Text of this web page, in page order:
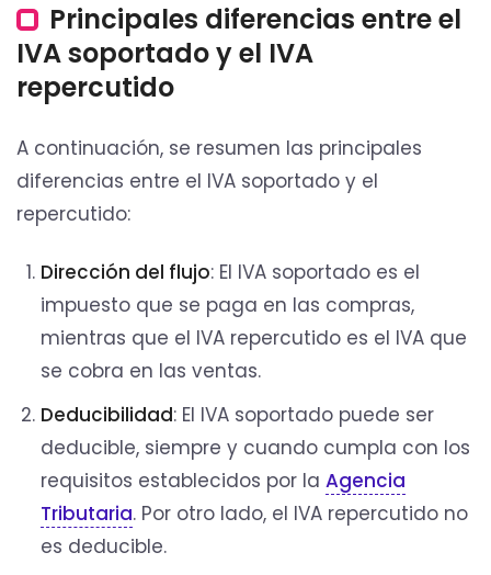
Principales diferencias entre el
IVA soportado y el IVA
repercutido
A continuación, se resumen las principales
diferencias entre el IVA soportado y el
repercutido:
Dirección del flujo: El IVA soportado es el
impuesto que se paga en las compras,
mientras que el IVA repercutido es el IVA que
se cobra en las ventas.
Deducibilidad: El IVA soportado puede ser
deducible, siempre y cuando cumpla con los
requisitos establecidos por laAgencia
Tributaria. Por otro lado, el IVA repercutido no
es deducible.